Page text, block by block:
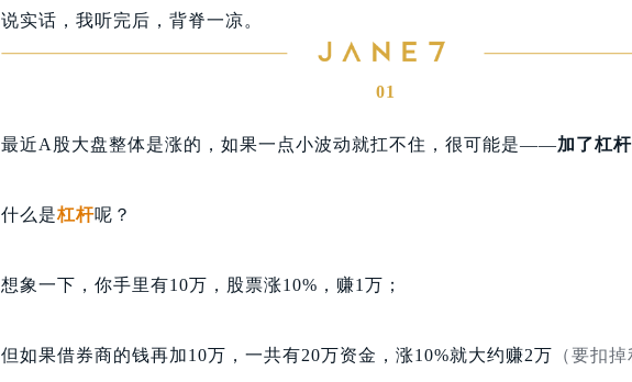
说实话，我听完后，背脊一凉。
01
最近A股大盘整体是涨的，如果一点小波动就扛不住，很可能是——加了杠杆
什么是杠杆呢？
想象一下，你手里有10万，股票涨10%，赚1万；
但如果借券商的钱再加10万，一共有20万资金，涨10%就大约赚2万 （要扣掉